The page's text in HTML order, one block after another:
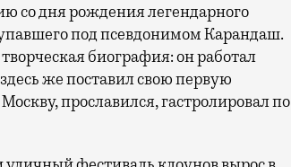
со дня рождения легендарного
под псевдонимом Карандаш.
биография: он работал
же поставил свою первую
прославился, гастролировал по